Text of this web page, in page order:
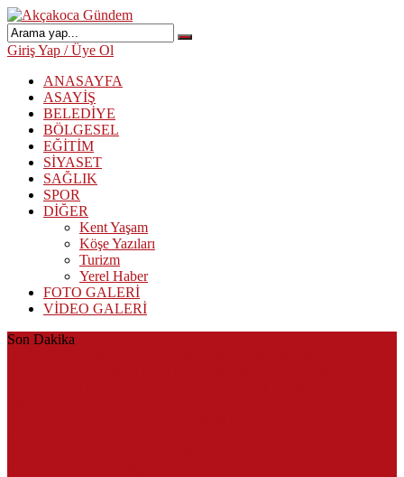
Giriş Yap / Üye Ol
ANASAYFA
ASAYİŞ
BELEDİYE
BÖLGESEL
EĞİTİM
SİYASET
SAĞLIK
SPOR
DİĞER
Kent Yaşam
Köşe Yazıları
Turizm
Yerel Haber
FOTO GALERİ
VİDEO GALERİ
Son Dakika